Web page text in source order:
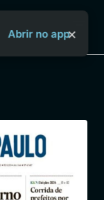
Abrir no app×